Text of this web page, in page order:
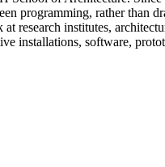
programming, rather than
research institutes,
installations, software,